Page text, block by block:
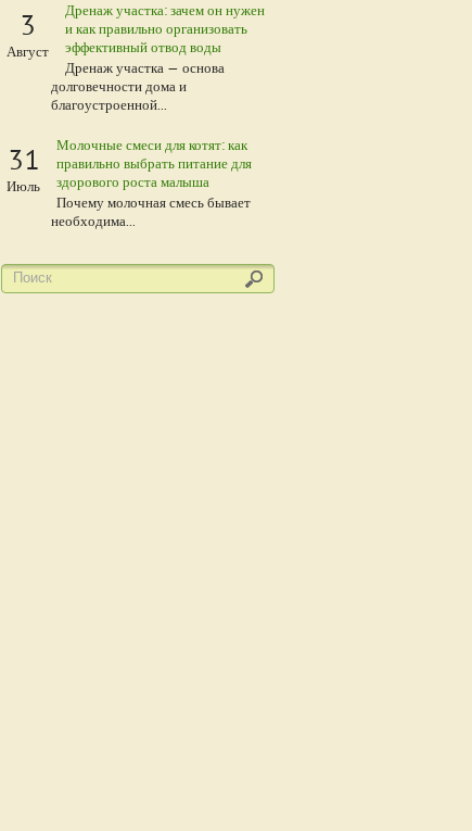
3
Август
Дренаж участка: зачем он нужен
и как правильно организовать
эффективный отвод воды
Дренаж участка — основа
долговечности дома и
благоустроенной...
31
Июль
Молочные смеси для котят: как
правильно выбрать питание для
здорового роста малыша
Почему молочная смесь бывает
необходима...